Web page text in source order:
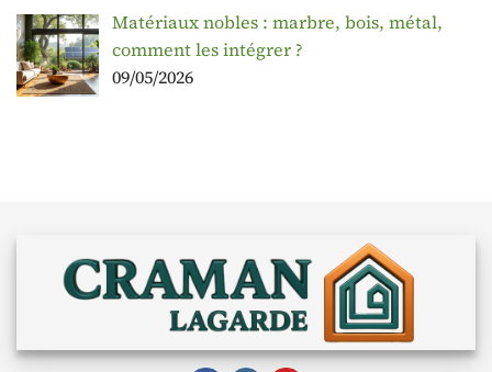
Matériaux nobles : marbre, bois, métal,
comment les intégrer ?
09/05/2026